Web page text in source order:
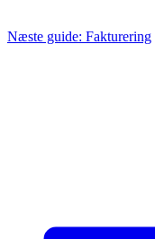
Næste guide: Fakturering